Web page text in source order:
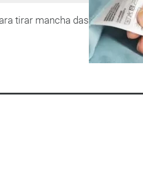
tirar mancha das